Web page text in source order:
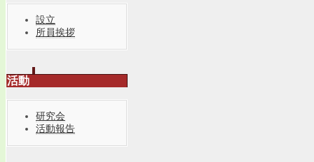
設立
所員挨拶
活動
研究会
活動報告